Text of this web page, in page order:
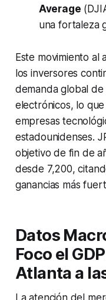
Average
una fortaleza
Este movimiento al
los inversores
demanda global
electrónicos, lo
empresas
estadounidenses.
objetivo de fin de
desde 7,200,
ganancias más
Datos
Foco el
Atlanta a